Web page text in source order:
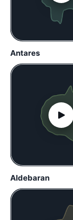
Antares
Aldebaran